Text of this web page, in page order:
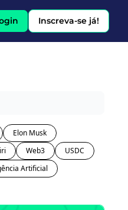
Inscreva-se já!
Elon Musk
Web3
USDC
Artificial